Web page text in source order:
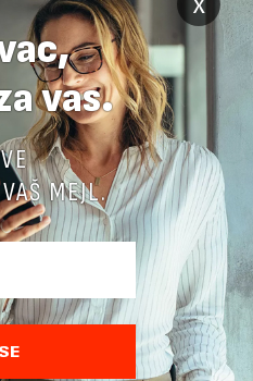
AI odeljenja: Demis
napuštaju dosadašnje
vas.
MEJL.